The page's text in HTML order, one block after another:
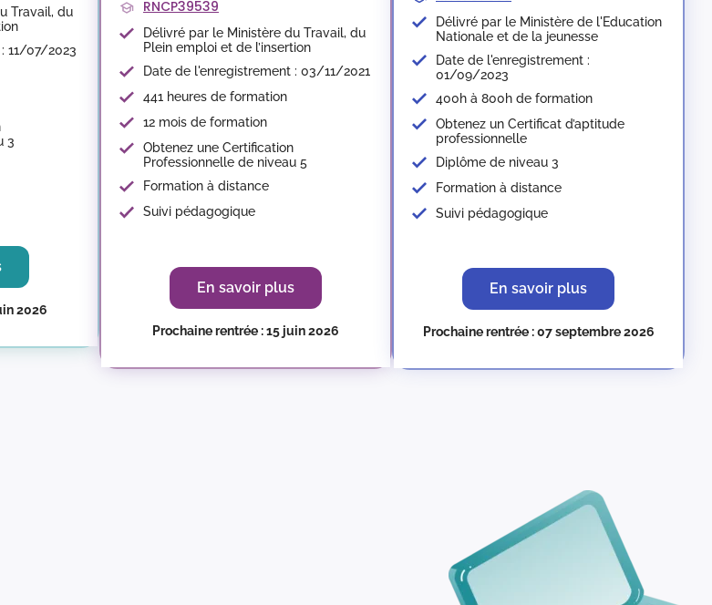
Travail, du
11/07/2023
3
2026
RNCP39539
Délivré par le Ministère du Travail, du
Plein emploi et de l’insertion
Date de l'enregistrement : 03/11/2021
441 heures de formation
12 mois de formation
Obtenez une Certification
Professionnelle de niveau 5
Formation à distance
Suivi pédagogique
En savoir plus
Prochaine rentrée : 15 juin 2026
Délivré par le Ministère de l'Education
Nationale et de la jeunesse​
Date de l'enregistrement :
01/09/2023
400h à 800h de formation
Obtenez un Certificat d’aptitude
professionnelle
Diplôme de niveau 3
Formation à distance
Suivi pédagogique
En savoir plus
Prochaine rentrée : 07 septembre 2026